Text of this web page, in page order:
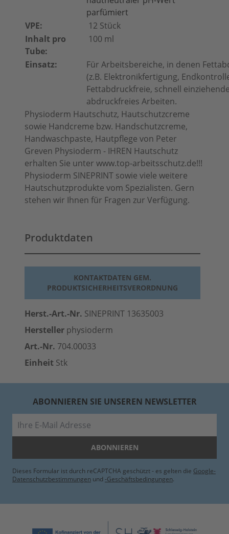
parfümiert
VPE:
12 Stück
Inhalt pro
Tube:
100 ml
Einsatz:
Für Arbeitsbereiche, in denen
(z.B. Elektronikfertigung,
Fettabdruckfreie, schnell
abdruckfreies Arbeiten.
Physioderm Hautschutz, Hautschutzcreme
sowie Handcreme bzw. Handschutzcreme,
Handwaschpaste, Hautpflege von Peter
Greven Physioderm - IHREN Hautschutz
erhalten Sie unter www.top-arbeitsschutz.de!!!
Physioderm SINEPRINT sowie viele weitere
Hautschutzprodukte vom Spezialisten. Gern
stehen wir Ihnen für Fragen zur Verfügung.
Produktdaten
KONTAKTDATEN GEM.
PRODUKTSICHERHEITSVERORDNUNG
Herst.-Art.-Nr. SINEPRINT 13635003
Hersteller physioderm
Art.-Nr. 704.00033
Einheit Stk
ABONNIEREN SIE UNSEREN NEWSLETTER
ABONNIEREN
Dieses Formular ist durch reCAPTCHA geschützt - es gelten die Google-
Datenschutzbestimmungen und -Geschäftsbedingungen.